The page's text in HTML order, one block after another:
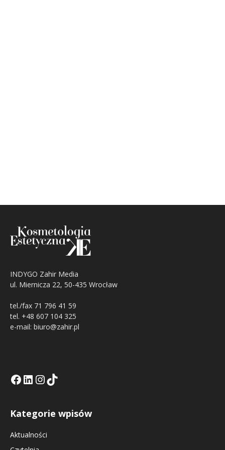
INDYGO Zahir Media
ul. Miernicza 22, 50-435 Wrocław
tel./fax 71 796 41 59
tel. +48 607 104 325
e-mail: biuro@zahir.pl
Facebook
LinkedIn
Tik Tok KEInstagramm KE
Kategorie wpisów
Aktualności